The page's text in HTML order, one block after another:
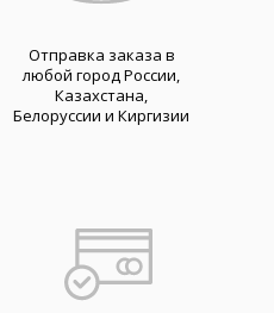
Отправка заказа в
любой город России,
Казахстана,
Белоруссии и Киргизии